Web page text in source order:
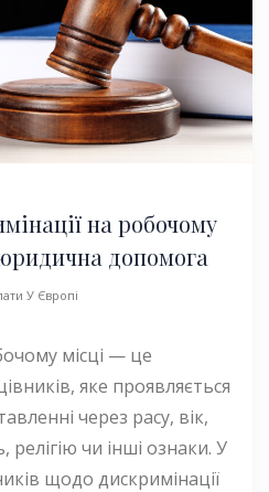
на робочому
допомога
У Європі
місці — це
яке проявляється
через расу, вік,
релігію чи інші ознаки. У
щодо дискримінації